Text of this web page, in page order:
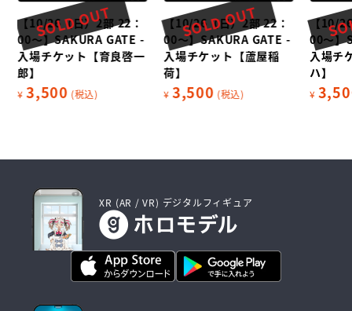
SOLD OUT
【10/26（日）2部 22：
00～】SAKURA GATE -
入場チケット【育良啓一
郎】
¥ 3,500 (税込)
SOLD OUT
【10/26（日）2部 22：
00～】SAKURA GATE -
入場チケット【蘆屋稲
荷】
¥ 3,500 (税込)
【10/
00～】
入場チ
ハ】
¥
XR (AR / VR) デジタルフィギュア